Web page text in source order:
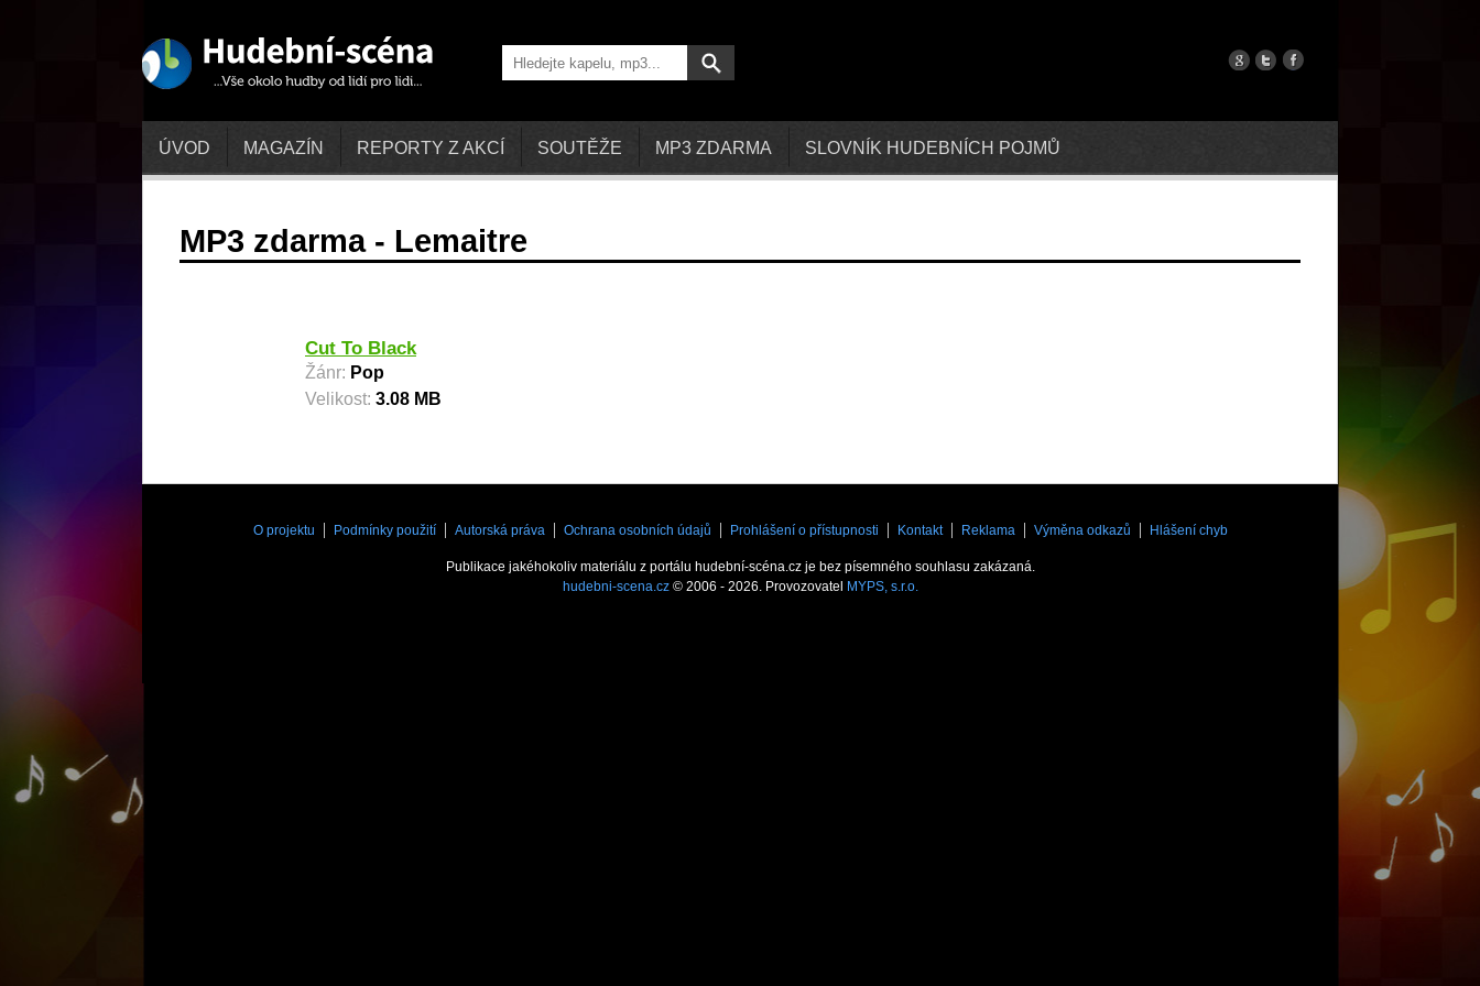
ÚVOD MAGAZÍN REPORTY Z AKCÍ SOUTĚŽE MP3 ZDARMA SLOVNÍK HUDEBNÍCH POJMŮ
MP3 zdarma - Lemaitre
Cut To Black
Žánr: Pop
Velikost: 3.08 MB
O projektu Podmínky použití Autorská práva Ochrana osobních údajů Prohlášení o přístupnosti Kontakt Reklama Výměna odkazů Hlášení chyb
Publikace jakéhokoliv materiálu z portálu hudební-scéna.cz je bez písemného souhlasu zakázaná.
hudebni-scena.cz© 2006 - 2026. Provozovatel MYPS, s.r.o.